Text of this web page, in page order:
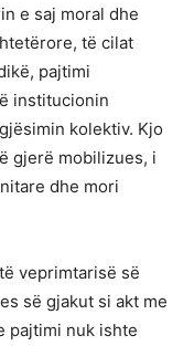
e saj moral dhe
të cilat
pajtimi
institucionin
kolektiv. Kjo
gjerë mobilizues, i
dhe mori
veprimtarisë së
së gjakut si akt me
pajtimi nuk ishte